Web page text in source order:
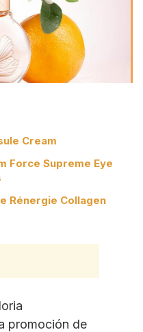
Cream
Force Supreme Eye
Rénergie Collagen
promoción de